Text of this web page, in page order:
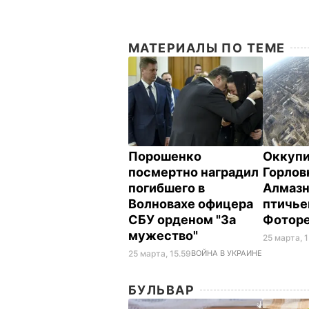
МАТЕРИАЛЫ ПО ТЕМЕ
Порошенко
посмертно наградил
погибшего в
Волновахе офицера
СБУ орденом "За
мужество"
25 марта, 15.59ВОЙНА В УКРАИНЕ
25 марта,
БУЛЬВАР